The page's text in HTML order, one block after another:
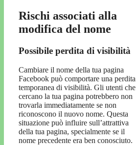
Rischi associati alla
modifica del nome
Possibile perdita di visibilità
Cambiare il nome della tua pagina
Facebook può comportare una perdita
temporanea di visibilità. Gli utenti che
cercano la tua pagina potrebbero non
trovarla immediatamente se non
riconoscono il nuovo nome. Questa
situazione può influire sull’attrattiva
della tua pagina, specialmente se il
nome precedente era ben conosciuto.